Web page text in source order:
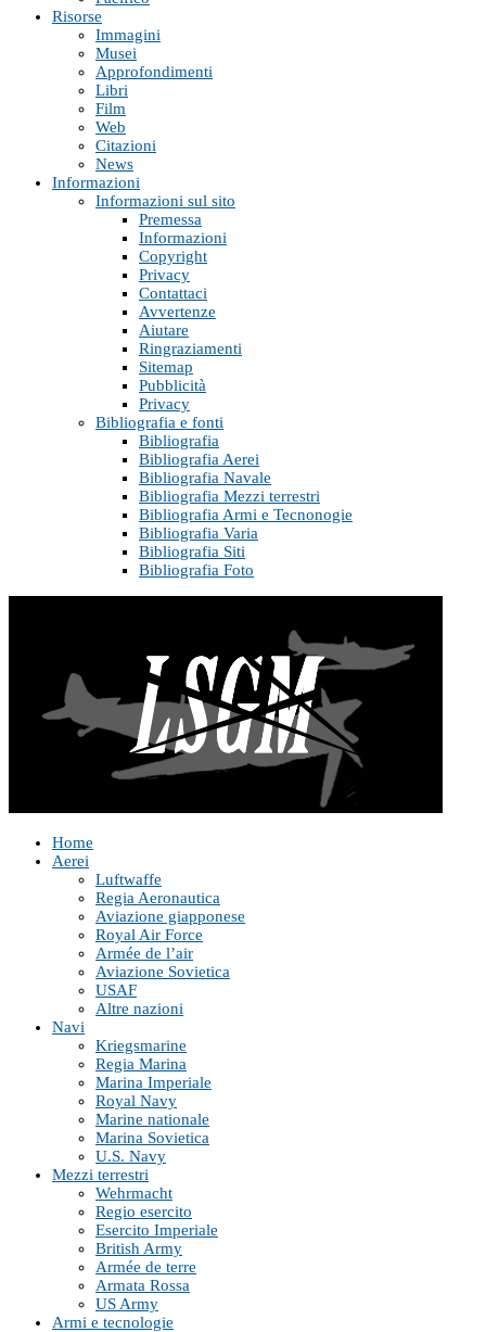
Risorse
Immagini
Musei
Approfondimenti
Libri
Film
Web
Citazioni
News
Informazioni
Informazioni sul sito
Premessa
Informazioni
Copyright
Privacy
Contattaci
Avvertenze
Aiutare
Ringraziamenti
Sitemap
Pubblicità
Privacy
Bibliografia e fonti
Bibliografia
Bibliografia Aerei
Bibliografia Navale
Bibliografia Mezzi terrestri
Bibliografia Armi e Tecnonogie
Bibliografia Varia
Bibliografia Siti
Bibliografia Foto
Home
Aerei
Luftwaffe
Regia Aeronautica
Aviazione giapponese
Royal Air Force
Armée de l’air
Aviazione Sovietica
USAF
Altre nazioni
Navi
Kriegsmarine
Regia Marina
Marina Imperiale
Royal Navy
Marine nationale
Marina Sovietica
U.S. Navy
Mezzi terrestri
Wehrmacht
Regio esercito
Esercito Imperiale
British Army
Armée de terre
Armata Rossa
US Army
Armi e tecnologie